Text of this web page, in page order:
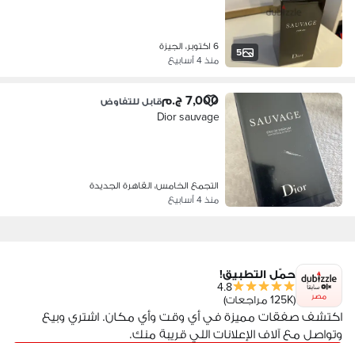
5
6 اكتوبر، الجيزة
منذ 4 أسابيع
7,000 ج.م قابل للتفاوض
Dior sauvage
التجمع الخامس، القاهرة الجديدة
منذ 4 أسابيع
مصر
حمّل التطبيق!
4.8
(125K مراجعات)
اكتشف صفقات مميزة في أي وقت وأي مكان. اشتري وبيع
وتواصل مع آلاف الإعلانات اللي قريبة منك.